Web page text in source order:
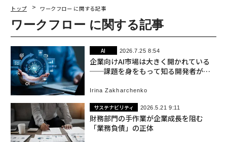
トップ ワークフロー に関する記事
ワークフロー に関する記事
AI 2026.7.25 8:54
企業向けAI市場は大きく開かれている
──課題を身をもって知る開発者が先
Irina Zakharchenko
サステナビリティ 2026.5.21 9:11
財務部門の手作業が企業成長を阻む
「業務負債」の正体